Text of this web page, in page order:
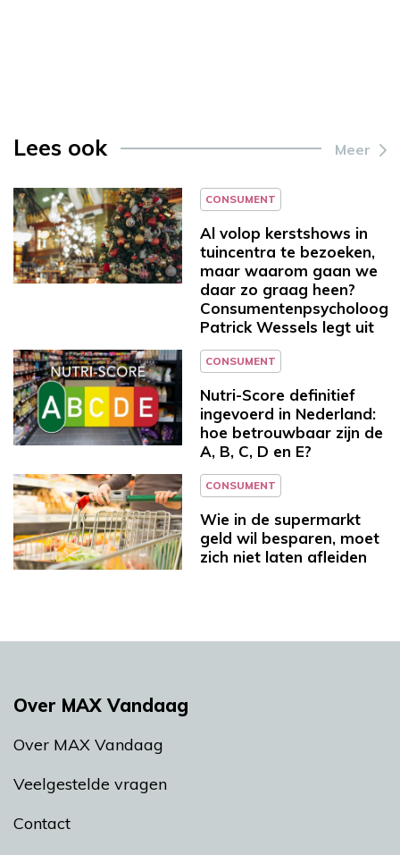
Lees ook Meer
CONSUMENT
Al volop kerstshows in
tuincentra te bezoeken,
maar waarom gaan we
daar zo graag heen?
Consumentenpsycholoog
Patrick Wessels legt uit
CONSUMENT
Nutri-Score definitief
ingevoerd in Nederland:
hoe betrouwbaar zijn de
A, B, C, D en E?
CONSUMENT
Wie in de supermarkt
geld wil besparen, moet
zich niet laten afleiden
Over MAX Vandaag
Over MAX Vandaag
Veelgestelde vragen
Contact